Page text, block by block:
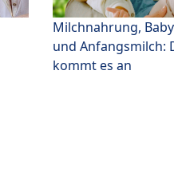
Milchnahrung,
und Anfangsmilch:
kommt es an